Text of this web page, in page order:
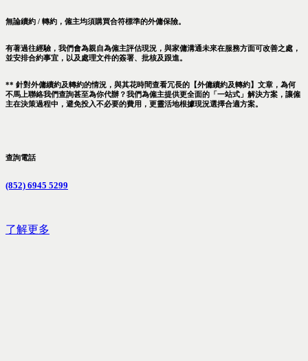
無論續約 / 轉約，僱主均須購買合符標準的外傭保險。
有著過往經驗，我們會為親自為僱主評估現況，與家傭溝通未來在服務方面可改善之處，
並安排合約事宜，以及處理文件的簽署、批核及跟進。
** 針對外傭續約及轉約的情況，與其花時間查看冗長的【外傭續約及轉約】文章，為何
不馬上聯絡我們查詢甚至為你代辦？我們為僱主提供更全面的「一站式」解決方案，讓僱
主在決策過程中，避免投入不必要的費用，更靈活地根據現況選擇合適方案。
查詢電話
(852) 6945 5299
了解更多